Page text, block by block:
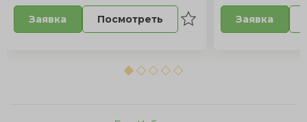
Заявка Посмотреть Заявка